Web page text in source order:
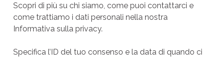
Scopri di più su chi siamo, come puoi contattarci e
come trattiamo i dati personali nella nostra
Informativa sulla privacy.
Specifica l’ID del tuo consenso e la data di quando ci